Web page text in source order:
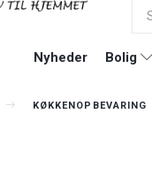
Nyheder Bolig
KØKKENOPBEVARING